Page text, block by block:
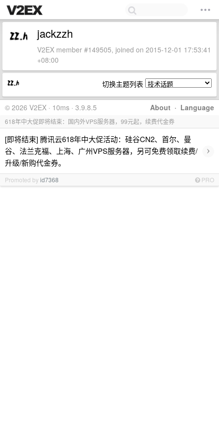
jackzzh
V2EX member #149505, joined on 2015-12-01 17:53:41
+08:00
切换主题列表
About · Language
© 2026 V2EX · 10ms · 3.9.8.5
618年中大促即将结束：国内外VPS服务器，99元起，续费代金券
[即将结束] 腾讯云618年中大促活动：硅谷CN2、首尔、曼
谷、法兰克福、上海、广州VPS服务器，另可免费领取续费/
升级/新购代金券。
›
Promoted byid7368 PRO